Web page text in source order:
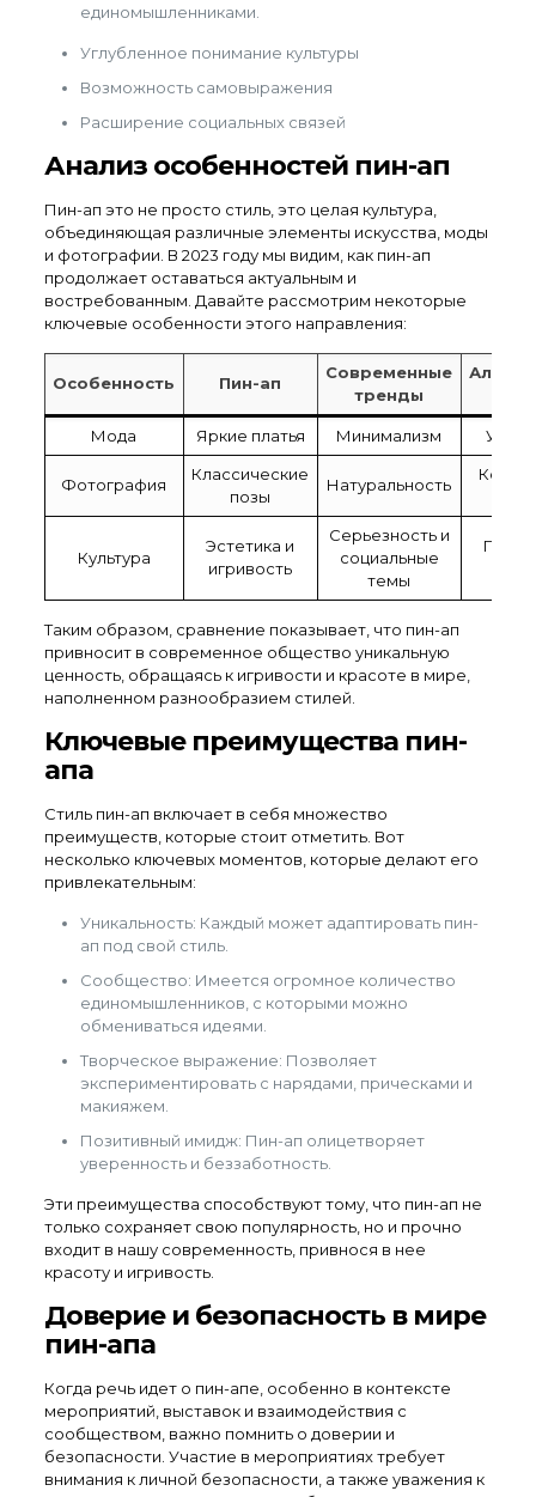
единомышленниками.
Углубленное понимание культуры
Возможность самовыражения
Расширение социальных связей
Анализ особенностей пин-ап
Пин-ап это не просто стиль, это целая культура,
объединяющая различные элементы искусства, моды
и фотографии. В 2023 году мы видим, как пин-ап
продолжает оставаться актуальным и
востребованным. Давайте рассмотрим некоторые
ключевые особенности этого направления:
Особенность Пин-ап
Современные
тренды
Мода Яркие платья Минимализм
Фотография
Классические
позы
Натуральность
Культура
Эстетика и
игривость
Серьезность и
социальные
темы
Поп-
Таким образом, сравнение показывает, что пин-ап
привносит в современное общество уникальную
ценность, обращаясь к игривости и красоте в мире,
наполненном разнообразием стилей.
Ключевые преимущества пин-
апа
Стиль пин-ап включает в себя множество
преимуществ, которые стоит отметить. Вот
несколько ключевых моментов, которые делают его
привлекательным:
Уникальность: Каждый может адаптировать пин-
ап под свой стиль.
Сообщество: Имеется огромное количество
единомышленников, с которыми можно
обмениваться идеями.
Творческое выражение: Позволяет
экспериментировать с нарядами, прическами и
макияжем.
Позитивный имидж: Пин-ап олицетворяет
уверенность и беззаботность.
Эти преимущества способствуют тому, что пин-ап не
только сохраняет свою популярность, но и прочно
входит в нашу современность, привнося в нее
красоту и игривость.
Доверие и безопасность в мире
пин-апа
Когда речь идет о пин-апе, особенно в контексте
мероприятий, выставок и взаимодействия с
сообществом, важно помнить о доверии и
безопасности. Участие в мероприятиях требует
внимания к личной безопасности, а также уважения к